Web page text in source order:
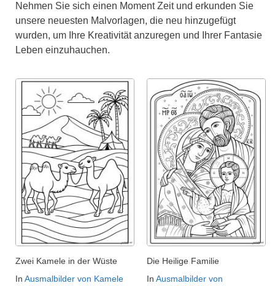
Nehmen Sie sich einen Moment Zeit und erkunden Sie
unsere neuesten Malvorlagen, die neu hinzugefügt
wurden, um Ihre Kreativität anzuregen und Ihrer Fantasie
Leben einzuhauchen.
Zwei Kamele in der Wüste
In Ausmalbilder von Kamele
Die Heilige Familie
In Ausmalbilder von